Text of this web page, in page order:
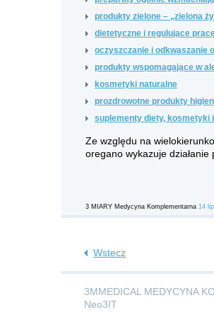
produkty zielone – „zielona
dietetyczne i regulujące
oczyszczanie i odkwaszanie
produkty wspomagające w
kosmetyki naturalne
prozdrowotne produkty
suplementy diety, kosmetyki
Ze względu na
oregano wykazuje
3 MIARY Medycyna Komplementarna 14
Wstecz
3MMEDICAL MEDYCYNA
Neo3IT